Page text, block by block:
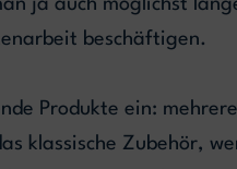
ja auch möglichst
beschäftigen.
Produkte ein:
klassische Zubehör,